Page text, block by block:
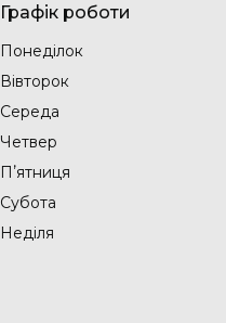
Графік роботи
Понеділок
Вівторок
Середа
Четвер
Пʼятниця
Субота
Неділя